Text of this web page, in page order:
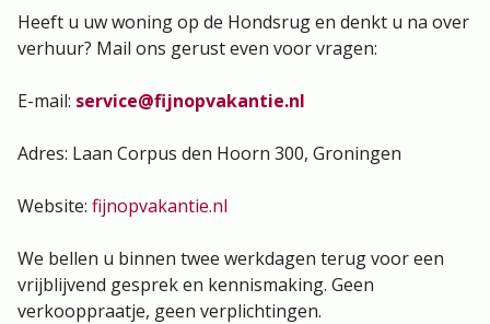
Heeft u uw woning op de Hondsrug en denkt u na over
verhuur? Mail ons gerust even voor vragen:
E-mail: service@fijnopvakantie.nl
Adres: Laan Corpus den Hoorn 300, Groningen
Website: fijnopvakantie.nl
We bellen u binnen twee werkdagen terug voor een
vrijblijvend gesprek en kennismaking. Geen
verkooppraatje, geen verplichtingen.